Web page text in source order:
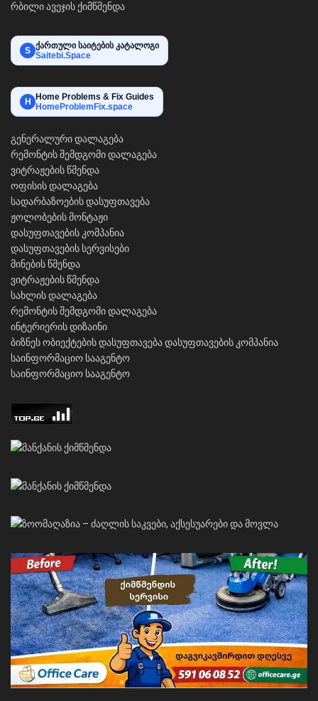
რბილი ავეჯის ქიმწმენდა
S ქართული საიტების კატალოგი
Saitebi.Space
H
Home Problems & Fix Guides
HomeProblemFix.space
გენერალური დალაგება
რემონტის შემდგომი დალაგება
ვიტრაჟების წმენდა
ოფისის დალაგება
სადარბაზოების დასუფთავება
ჟოლობების მონტაჟი
დასუფთავების კომპანია
დასუფთავების სერვისები
მინების წმენდა
ვიტრაჟების წმენდა
სახლის დალაგება
რემონტის შემდგომი დალაგება
ინტერიერის დიზაინი
ბიზნეს ობიექტების დასუფთავებადასუფთავების კომპანია
საინფორმაციო სააგენტო
საინფორმაციო სააგენტო